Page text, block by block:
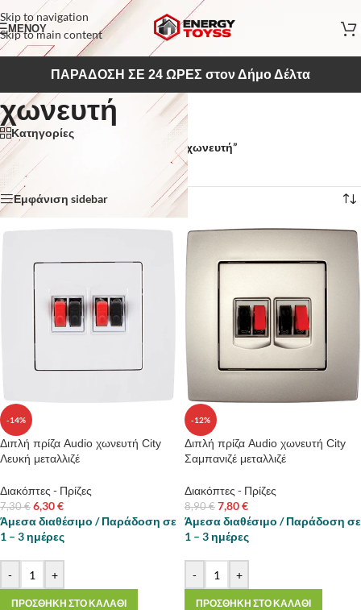
Skip to navigation
Skip to main content
ΜΕΝΟΥ
ΠΑΡΑΔΟΣΗ ΣΕ 24 ΩΡΕΣ στον Δήμο Δέλτα
χωνευτή
Κατηγορίες
Αρχική σελίδα
Προϊόντα με ετικέτα “χωνευτή”
Βλέπετε 1–12 από 47 αποτελέσματα
Εμφάνιση sidebar
-14%
Διπλή πρίζα Audio χωνευτή City
Λευκή μεταλλιζέ
Διακόπτες - Πρίζες
7,30€ 6,30€
Άμεσα διαθέσιμο / Παράδοση σε
1 – 3 ημέρες
- +
ΠΡΟΣΘΗΚΗ ΣΤΟ ΚΑΛΑΘΙ
-12%
Διπλή πρίζα Audio χωνευτή City
Σαμπανιζέ μεταλλιζέ
Διακόπτες - Πρίζες
8,90€ 7,80€
Άμεσα διαθέσιμο / Παράδοση σε
1 – 3 ημέρες
- +
ΠΡΟΣΘΗΚΗ ΣΤΟ ΚΑΛΑΘΙ